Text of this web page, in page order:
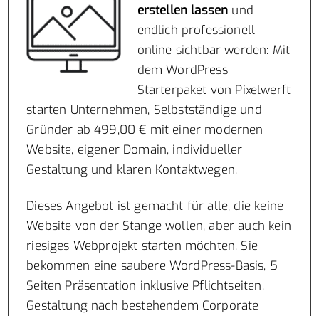
erstellen lassen und
endlich professionell
online sichtbar werden: Mit
dem WordPress
Starterpaket von Pixelwerft
starten Unternehmen, Selbstständige und
Gründer ab 499,00 € mit einer modernen
Website, eigener Domain, individueller
Gestaltung und klaren Kontaktwegen.
Dieses Angebot ist gemacht für alle, die keine
Website von der Stange wollen, aber auch kein
riesiges Webprojekt starten möchten. Sie
bekommen eine saubere WordPress-Basis, 5
Seiten Präsentation inklusive Pflichtseiten,
Gestaltung nach bestehendem Corporate